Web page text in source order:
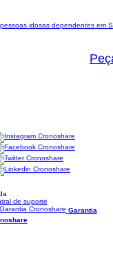
idosas dependentes em
de suporte
Garantia